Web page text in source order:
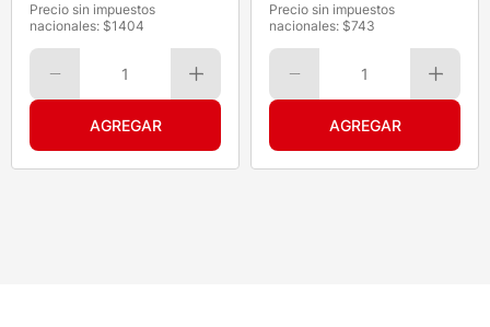
Precio sin impuestos
nacionales: $1404
1
Precio sin impuestos
nacionales: $743
1